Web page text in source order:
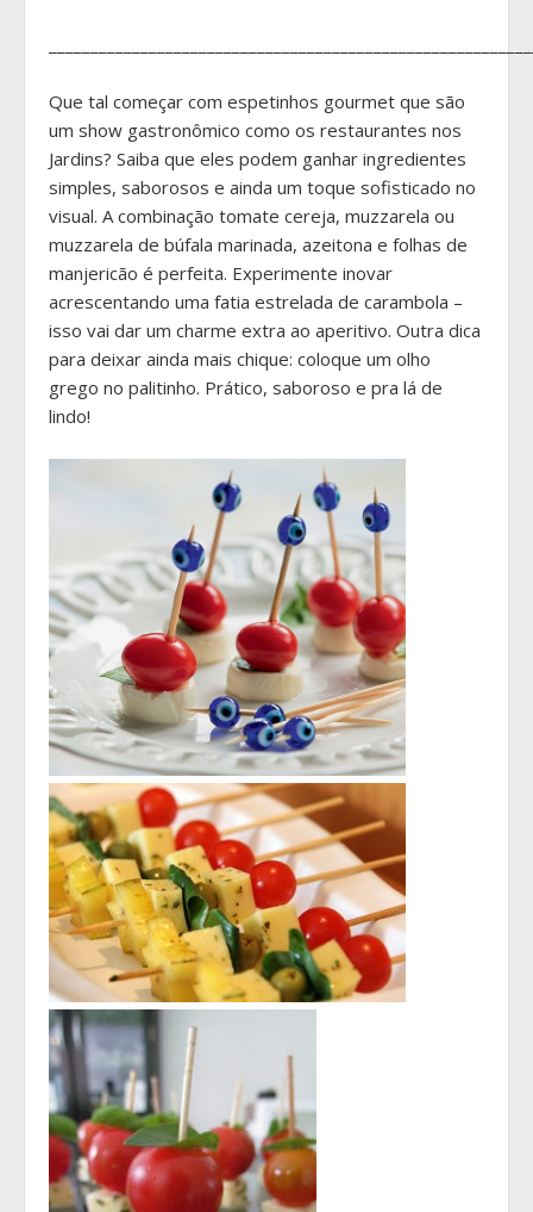
Que tal começar com espetinhos gourmet que são
um show gastronômico como os restaurantes nos
Jardins? Saiba que eles podem ganhar ingredientes
simples, saborosos e ainda um toque sofisticado no
visual. A combinação tomate cereja, muzzarela ou
muzzarela de búfala marinada, azeitona e folhas de
manjericão é perfeita. Experimente inovar
acrescentando uma fatia estrelada de carambola –
isso vai dar um charme extra ao aperitivo. Outra dica
para deixar ainda mais chique: coloque um olho
grego no palitinho. Prático, saboroso e pra lá de
lindo!